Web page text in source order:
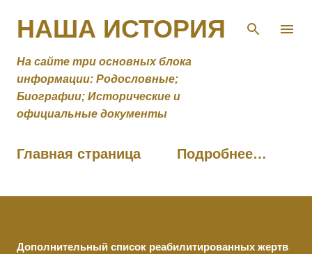
НАША ИСТОРИЯ
На сайте три основных блока
информации: Родословные;
Биографии; Исторические и
официальные документы
Главная страница Подробнее…
Дополнительный список реабилитированных жертв